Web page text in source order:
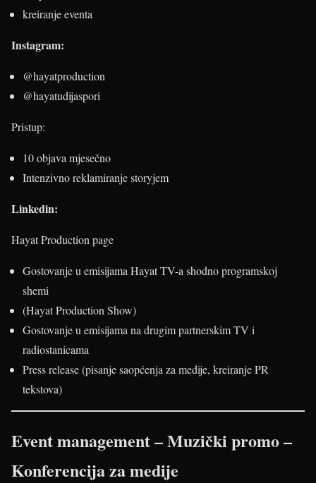
kreiranje eventa
Instagram:
@hayatproduction
@hayatudijaspori
Pristup:
10 objava mjesečno
Intenzivno reklamiranje storyjem
Linkedin:
Hayat Production page
Gostovanje u emisijama Hayat TV-a shodno programskoj
shemi
(Hayat Production Show)
Gostovanje u emisijama na drugim partnerskim TV i
radiostanicama
Press release (pisanje saopćenja za medije, kreiranje PR
tekstova)
Event management – Muzički promo –
Konferencija za medije